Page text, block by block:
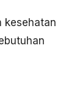
kesehatan